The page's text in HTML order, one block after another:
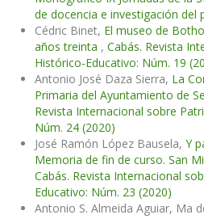
de docencia e investigación del
Cédric Binet, El museo de
años treinta , Cabás. Revista
Histórico-Educativo: Núm. 19
Antonio José Daza Sierra, La
Primaria del Ayuntamiento de
Revista Internacional sobre
Núm. 24 (2020)
José Ramón López Bausela, Y
Memoria de fin de curso. San
Cabás. Revista Internacional
Educativo: Núm. 23 (2020)
Antonio S. Almeida Aguiar, Ma